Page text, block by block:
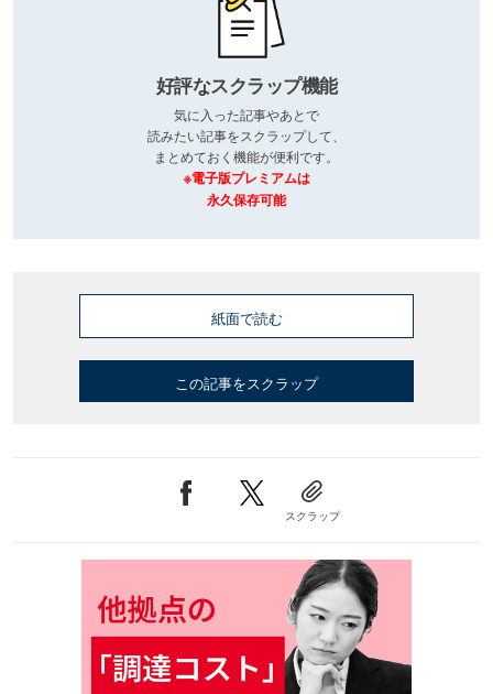
好評なスクラップ機能
気に入った記事やあとで
読みたい記事をスクラップして、
まとめておく機能が便利です。
※電子版プレミアムは
永久保存可能
紙面で読む
この記事をスクラップ
スクラップ